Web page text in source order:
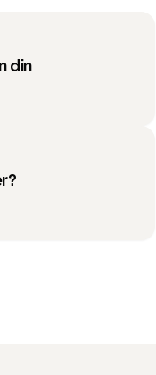
din